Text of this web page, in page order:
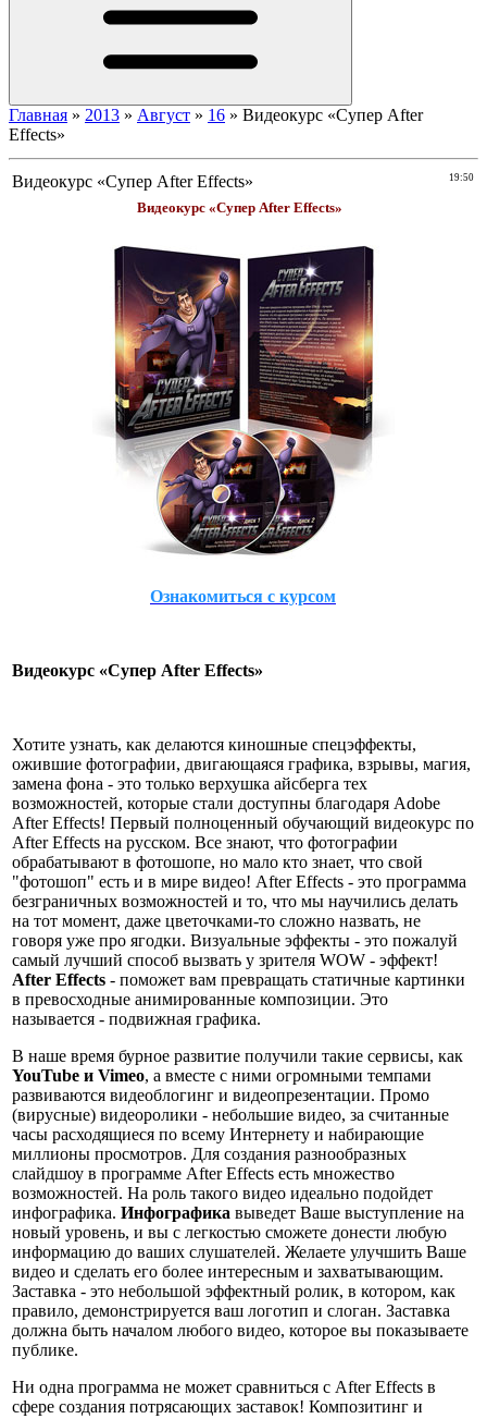
Главная » 2013 » Август » 16 » Видеокурс «Супер After
Effects»
19:50
Видеокурс «Супер After Effects»
Видеокурс «Супер After Effects»
Ознакомиться с курсом
Видеокурс «Супер After Effects»
Хотите узнать, как делаются киношные спецэффекты,
ожившие фотографии, двигающаяся графика, взрывы, магия,
замена фона - это только верхушка айсберга тех
возможностей, которые стали доступны благодаря Adobe
After Effects! Первый полноценный обучающий видеокурс по
After Effects на русском. Все знают, что фотографии
обрабатывают в фотошопе, но мало кто знает, что свой
"фотошоп" есть и в мире видео! After Effects - это программа
безграничных возможностей и то, что мы научились делать
на тот момент, даже цветочками-то сложно назвать, не
говоря уже про ягодки. Визуальные эффекты - это пожалуй
самый лучший способ вызвать у зрителя WOW - эффект!
After Effects - поможет вам превращать статичные картинки
в превосходные анимированные композиции. Это
называется - подвижная графика.
В наше время бурное развитие получили такие сервисы, как
YouTube и Vimeo, а вместе с ними огромными темпами
развиваются видеоблогинг и видеопрезентации. Промо
(вирусные) видеоролики - небольшие видео, за считанные
часы расходящиеся по всему Интернету и набирающие
миллионы просмотров. Для создания разнообразных
слайдшоу в программе After Effects есть множество
возможностей. На роль такого видео идеально подойдет
инфографика. Инфографика выведет Ваше выступление на
новый уровень, и вы с легкостью сможете донести любую
информацию до ваших слушателей. Желаете улучшить Ваше
видео и сделать его более интересным и захватывающим.
Заставка - это небольшой эффектный ролик, в котором, как
правило, демонстрируется ваш логотип и слоган. Заставка
должна быть началом любого видео, которое вы показываете
публике.
Ни одна программа не может сравниться с After Effects в
сфере создания потрясающих заставок! Композитинг и